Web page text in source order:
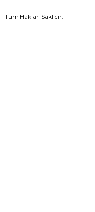
- Tüm Hakları Saklıdır.